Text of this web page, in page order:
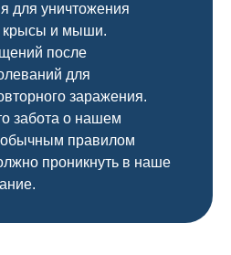
для уничтожения
крысы и мыши.
после
для
заражения.
забота о нашем
обычным правилом
проникнуть в наше